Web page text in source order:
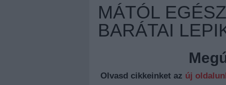
MÁTÓL
BARÁTAI
Olvasd cikkeinket az új